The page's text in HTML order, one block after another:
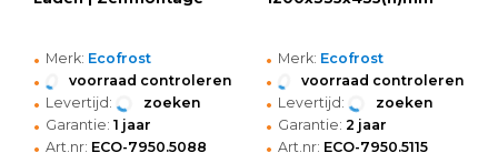
• Merk: Ecofrost
• voorraad controleren
• Levertijd: zoeken
• Garantie: 1 jaar
• Art.nr: ECO-7950.5088
• Merk: Ecofrost
• voorraad controleren
• Levertijd: zoeken
• Garantie: 2 jaar
• Art.nr: ECO-7950.5115